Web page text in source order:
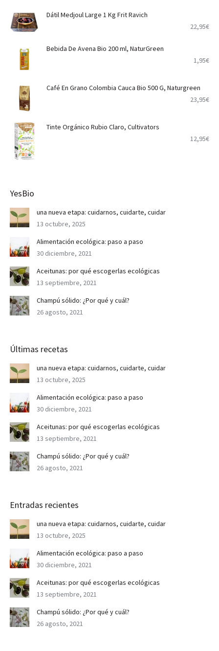
Dátil Medjoul Large 1 Kg Frit Ravich
22,95€
Bebida De Avena Bio 200 ml, NaturGreen
1,95€
Café En Grano Colombia Cauca Bio 500 G, Naturgreen
23,95€
Tinte Orgánico Rubio Claro, Cultivators
12,95€
YesBio
una nueva etapa: cuidarnos, cuidarte, cuidar
13 octubre, 2025
Alimentación ecológica: paso a paso
30 diciembre, 2021
Aceitunas: por qué escogerlas ecológicas
13 septiembre, 2021
Champú sólido: ¿Por qué y cuál?
26 agosto, 2021
Últimas recetas
una nueva etapa: cuidarnos, cuidarte, cuidar
13 octubre, 2025
Alimentación ecológica: paso a paso
30 diciembre, 2021
Aceitunas: por qué escogerlas ecológicas
13 septiembre, 2021
Champú sólido: ¿Por qué y cuál?
26 agosto, 2021
Entradas recientes
una nueva etapa: cuidarnos, cuidarte, cuidar
13 octubre, 2025
Alimentación ecológica: paso a paso
30 diciembre, 2021
Aceitunas: por qué escogerlas ecológicas
13 septiembre, 2021
Champú sólido: ¿Por qué y cuál?
26 agosto, 2021